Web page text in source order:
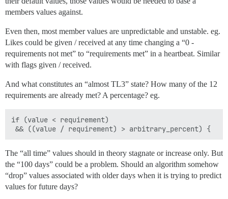
members values against.
Even then, most member values are unpredictable and unstable. eg.
Likes could be given / received at any time changing a “0 -
requirements not met” to “requirements met” in a heartbeat. Similar
with flags given / received.
And what constitutes an “almost TL3” state? How many of the 12
requirements are already met? A percentage? eg.
if (value < requirement)
The “all time” values should in theory stagnate or increase only. But
the “100 days” could be a problem. Should an algorithm somehow
“drop” values associated with older days when it is trying to predict
values for future days?